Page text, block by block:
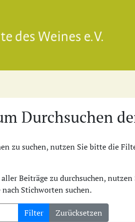
Durchsuchen
zu suchen, nutzen Sie bitte die
Beiträge zu durchsuchen,
Stichworten suchen.
Filter
Zurücksetzen